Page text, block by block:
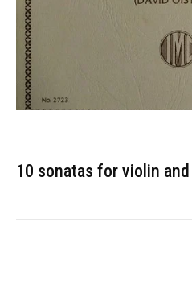
10 sonatas for violin